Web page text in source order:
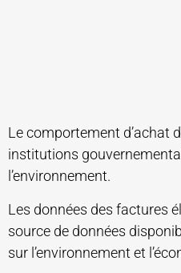
Le comportement d’achat
institutions
l’environnement.
Les données des factures
source de données
sur l’environnement et